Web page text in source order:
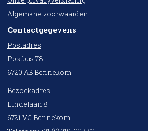
Algemene voorwaarden
Contactgegevens
Postadres
Postbus 78
6720 AB Bennekom
Bezoekadres
Lindelaan 8
6721 VC Bennekom